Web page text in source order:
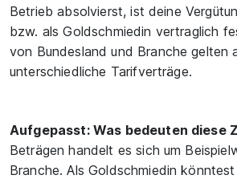
Betrieb absolvierst, ist deine
bzw. als Goldschmiedin vertraglich
von Bundesland und Branche gelten
unterschiedliche Tarifverträge.
Aufgepasst: Was bedeuten diese
Beträgen handelt es sich um
Branche. Als Goldschmiedin